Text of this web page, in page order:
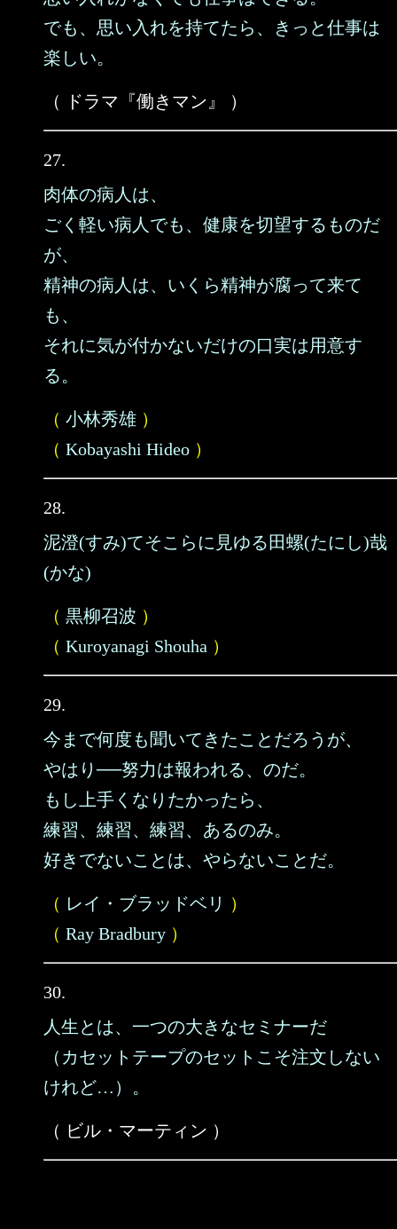
でも、思い入れを持てたら、きっと仕事は
楽しい。
（ ドラマ『働きマン』 ）
27.
肉体の病人は、
ごく軽い病人でも、健康を切望するものだ
が、
精神の病人は、いくら精神が腐って来て
も、
それに気が付かないだけの口実は用意す
る。
（ 小林秀雄 ）
（ Kobayashi Hideo ）
28.
泥澄(すみ)てそこらに見ゆる田螺(たにし)哉
(かな)
（ 黒柳召波 ）
（ Kuroyanagi Shouha ）
29.
今まで何度も聞いてきたことだろうが、
やはり──努力は報われる、のだ。
もし上手くなりたかったら、
練習、練習、練習、あるのみ。
好きでないことは、やらないことだ。
（ レイ・ブラッドベリ ）
（ Ray Bradbury ）
30.
人生とは、一つの大きなセミナーだ
（カセットテープのセットこそ注文しない
けれど…）。
（ ビル・マーティン ）